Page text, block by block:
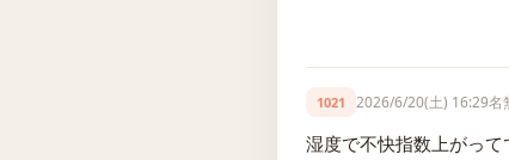
1021 2026/6/20(土) 16:29名
湿度で不快指数上がって